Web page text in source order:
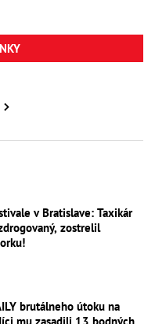
v Bratislave: Taxikár
zostrelil
brutálneho útoku na